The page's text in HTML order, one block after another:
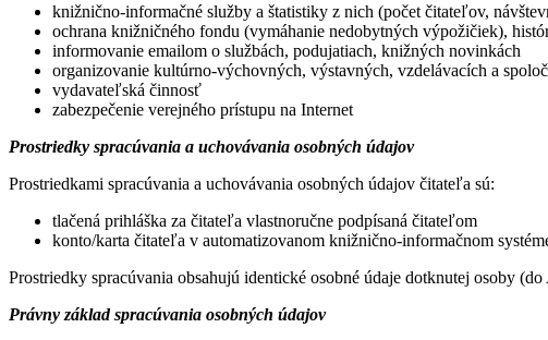
knižnično-informačné služby a štatistiky z nich (počet čitateľov,
ochrana knižničného fondu (vymáhanie nedobytných výpožičiek),
informovanie emailom o službách, podujatiach, knižných novinkách
organizovanie kultúrno-výchovných, výstavných, vzdelávacích a
vydavateľská činnosť
zabezpečenie verejného prístupu na Internet
Prostriedky spracúvania a uchovávania osobných údajov
Prostriedkami spracúvania a uchovávania osobných údajov čitateľa sú:
tlačená prihláška za čitateľa vlastnoručne podpísaná čitateľom
konto/karta čitateľa v automatizovanom knižnično-informačnom
Prostriedky spracúvania obsahujú identické osobné údaje dotknutej osoby
Právny základ spracúvania osobných údajov